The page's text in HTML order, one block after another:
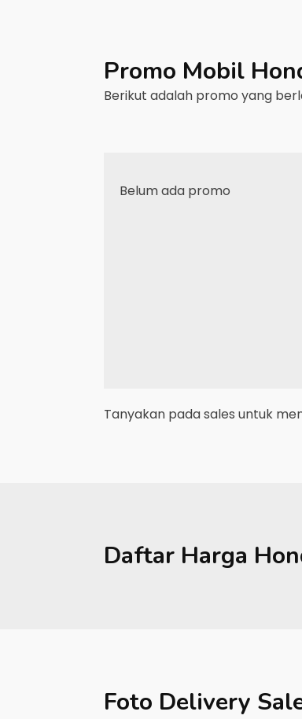
Promo Mobil
Berikut adalah promo yang
Belum ada promo
Tanyakan pada sales untuk
Daftar Harga
Foto Delivery